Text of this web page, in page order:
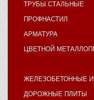
ТРУБЫ СТАЛЬНЫЕ
ПРОФНАСТИЛ
АРМАТУРА
ЦВЕТНОЙ
ЖЕЛЕЗОБЕТОННЫЕ
ДОРОЖНЫЕ ПЛИТЫ